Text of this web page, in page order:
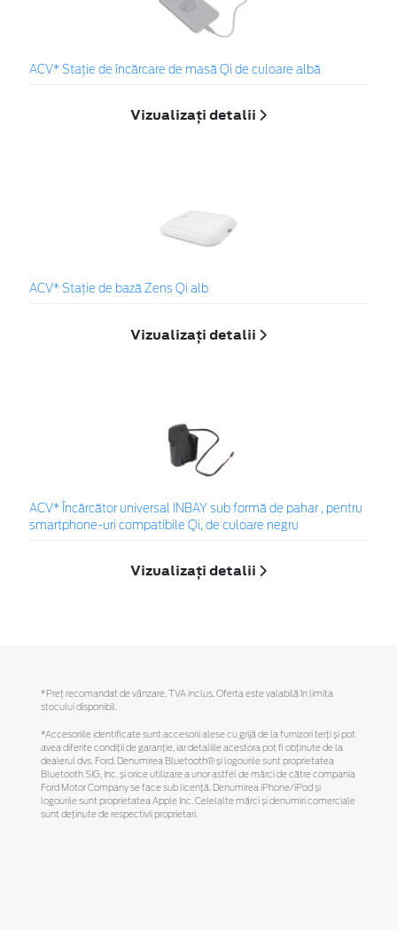
ACV* Stație de încărcare de masă Qi de culoare albă
Vizualizați detalii
ACV* Stație de bază Zens Qi alb
Vizualizați detalii
ACV* Încărcător universal INBAY sub formă de pahar , pentru
smartphone-uri compatibile Qi, de culoare negru
Vizualizați detalii
*Preţ recomandat de vânzare, TVA inclus. Oferta este valabilă în limita
stocului disponibil.
*Accesoriile identificate sunt accesorii alese cu grijă de la furnizori terți și pot
avea diferite condiții de garanție, iar detaliile acestora pot fi obținute de la
dealerul dvs. Ford. Denumirea Bluetooth® și logourile sunt proprietatea
Bluetooth SIG, Inc. și orice utilizare a unor astfel de mărci de către compania
Ford Motor Company se face sub licență. Denumirea iPhone/iPod și
logourile sunt proprietatea Apple Inc. Celelalte mărci și denumiri comerciale
sunt deținute de respectivii proprietari.